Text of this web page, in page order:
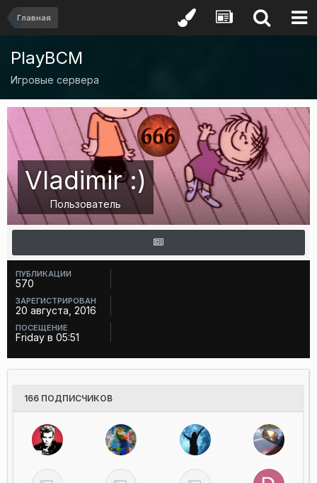
Главная
PlayBCM
Игровые сервера
Vladimir :)
Пользователь
ПУБЛИКАЦИИ
570
ЗАРЕГИСТРИРОВАН
20 августа, 2016
ПОСЕЩЕНИЕ
Friday в 05:51
166 ПОДПИСЧИКОВ